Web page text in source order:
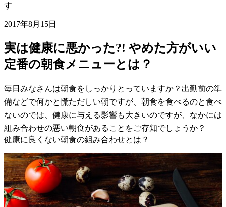
す
2017年8月15日
実は健康に悪かった?! やめた方がいい
定番の朝食メニューとは？
毎日みなさんは朝食をしっかりとっていますか？出勤前の準
備などで何かと慌ただしい朝ですが、朝食を食べるのと食べ
ないのでは、健康に与える影響も大きいのですが、なかには
組み合わせの悪い朝食があることをご存知でしょうか？
健康に良くない朝食の組み合わせとは？